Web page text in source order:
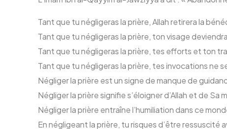
Tant que tu négligeras la prière, Allah retirera la
Tant que tu négligeras la prière, ton visage
Tant que tu négligeras la prière, tes efforts et ton
Tant que tu négligeras la prière, tes invocations ne
Négliger la prière est un signe de manque de
Négliger la prière signifie s’éloigner d’Allah et de Sa
Négliger la prière entraîne l’humiliation dans ce
En négligeant la prière, tu risques d’être ressuscité